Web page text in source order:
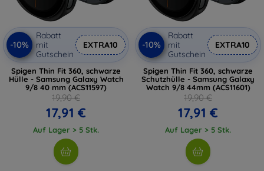
-10%
Rabatt
mit
Gutschein
EXTRA10
Spigen Thin Fit 360, schwarze
Hülle - Samsung Galaxy Watch
9/8 40 mm (ACS11597)
19,90 €
17,91 €
Auf Lager > 5 Stk.
-10%
Rabatt
mit
Gutschein
EXTRA10
Spigen Thin Fit 360, schwarze
Schutzhülle - Samsung Galaxy
Watch 9/8 44mm (ACS11601)
19,90 €
17,91 €
Auf Lager > 5 Stk.